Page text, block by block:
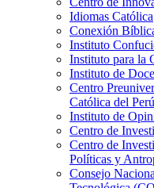
Idiomas Católica
Conexión
Instituto
Instituto para la
Instituto de
Centro
Católica del Perú
Instituto de
Centro de
Centro de
Políticas y
Consejo